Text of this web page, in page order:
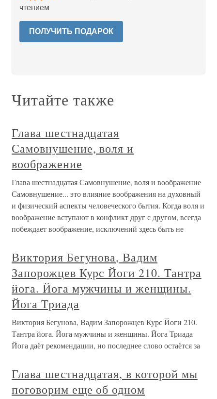
чтением
ПОЛУЧИТЬ ПОДАРОК
Читайте также
Глава шестнадцатая
Самовнушение, воля и
воображение
Глава шестнадцатая Самовнушение, воля и воображение
Самовнушение... это влияние воображения на духовный
и физический аспекты человеческого бытия. Когда воля и
воображение вступают в конфликт друг с другом, всегда
побеждает воображение, исключений здесь быть не
Виктория Бегунова, Вадим
Запорожцев Курс Йоги 210. Тантра
йога. Йога мужчины и женщины.
Йога Триада
Виктория Бегунова, Вадим Запорожцев Курс Йоги 210.
Тантра йога. Йога мужчины и женщины. Йога Триада
Йога даёт рекомендации, но последнее слово остаётся за
Глава шестнадцатая, в которой мы
поговорим еще об одном